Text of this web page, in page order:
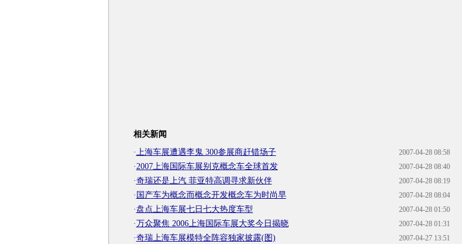
相关新闻
2007-04-28 08:58
·上海车展遭遇李鬼 300参展商赶错场子
2007-04-28 08:40
·2007上海国际车展别克概念车全球首发
2007-04-28 08:19
·奇瑞还是上汽 菲亚特高调寻求新伙伴
2007-04-28 08:04
· 国产车为概念而概念开发概念车为时尚早
2007-04-28 01:50
·盘点上海车展七日七大热度车型
2007-04-28 01:31
·万众聚焦 2006上海国际车展大奖今日揭晓
2007-04-27 13:51
·奇瑞上海车展模特全阵容独家披露(图)